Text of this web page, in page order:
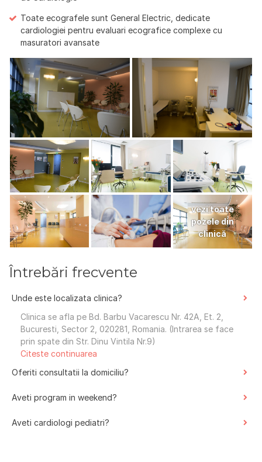
Toate ecografele sunt General Electric, dedicate
cardiologiei pentru evaluari ecografice complexe cu
masuratori avansate
vezi toate
pozele din
clinică
Întrebări frecvente
Unde este localizata clinica?
Clinica se afla pe Bd. Barbu Vacarescu Nr. 42A, Et. 2,
Bucuresti, Sector 2, 020281, Romania. (Intrarea se face
prin spate din Str. Dinu Vintila Nr.9)
Citeste continuarea
Oferiti consultatii la domiciliu?
Aveti program in weekend?
Aveti cardiologi pediatri?